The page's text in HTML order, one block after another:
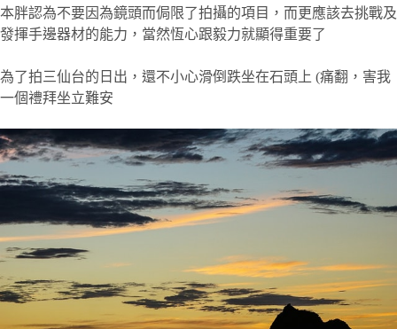
本胖認為不要因為鏡頭而侷限了拍攝的項目，而更應該去挑戰及
發揮手邊器材的能力，當然恆心跟毅力就顯得重要了
為了拍三仙台的日出，還不小心滑倒跌坐在石頭上 (痛翻，害我
一個禮拜坐立難安